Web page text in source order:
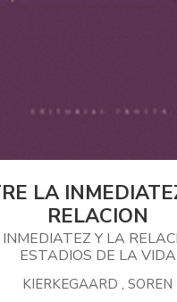
LA
RELACION
Y LA
ESTADIOS DE LA VIDA
KIERKEGAARD , SOREN